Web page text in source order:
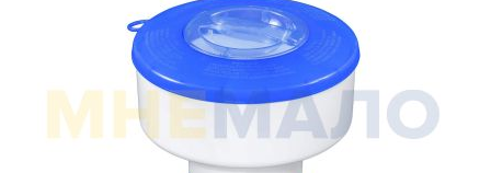
Надувные матрасы Надувные диваны и кресла
Надувные подушки Насосы, ремкомплекты